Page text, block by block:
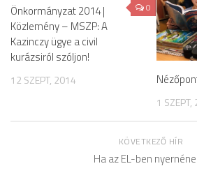
0
Önkormányzat 2014 |
Közlemény – MSZP: A
Kazinczy ügye a civil
kurázsiról szóljon!
12 SZEPT, 2014
1
KÖVETKEZŐ HÍR
Ha az EL-ben